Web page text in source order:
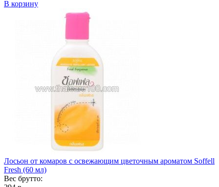
В корзину
Лосьон от комаров с освежающим цветочным ароматом Soffell
Fresh (60 мл)
Вес брутто: